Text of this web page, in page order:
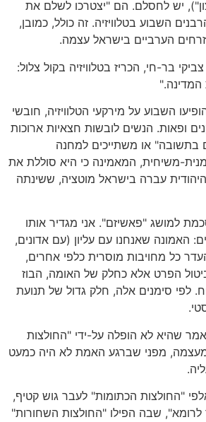
יש לחסלם. הם "יצטרכו לשלם את
השבוע בטלוויזיה. זה כולל, כמובן,
הערביים בישראל עצמה.
בר-חי, הכריז בטלוויזיה בקול צלול:
השבוע על מירקעי הטלוויזיה, חובשי
ופאות. הנשים לובשות חצאיות ארוכות
בתשובה" או משתייכים למחנה
משיחית, המאמינה כי היא סוללת את
עברה בישראל מוטציה, ששינתה
למושג "פאשיזם". אני מגדיר אותו
האמונה שאנחנו עם עליון (עם אדונים,
כל מחויבות מוסרית כלפי אחרים,
הפרט אלא כחלק של האומה, הבוז
לפי סימנים אלה, חלק גדול של תנועת
שהיא לא הופלה על-ידי "החולצות
מפני שברגע האמת לא היה כמעט
"החולצות הכתומות" לעבר גוש קטיף,
שבה הפילו "החולצות השחורות"